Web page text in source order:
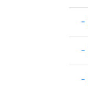
-
-
-